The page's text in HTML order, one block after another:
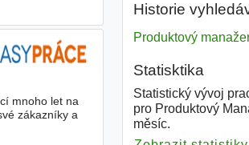
mnoho let na
zákazníky a
Historie
Produktový
Statisktika
Statistický vývoj
pro Produktový
měsíc.